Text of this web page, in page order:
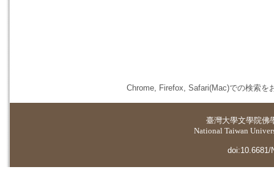
Chrome, Firefox, Safari(Mac)での検索を
臺灣大學文學院佛
National Taiwan
doi:10.6681/